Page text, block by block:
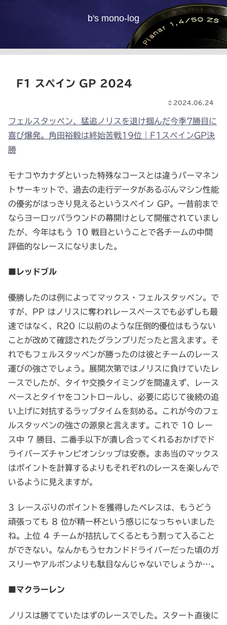
b's mono-log
F1 スペイン GP 2024
2024.06.24
フェルスタッペン、猛追ノリスを退け掴んだ今季7勝目に
喜び爆発。角田裕毅は終始苦戦19位｜F1スペインGP決
勝
モナコやカナダといった特殊なコースとは違うパーマネン
トサーキットで、過去の走行データがあるぶんマシン性能
の優劣がはっきり見えるというスペイン GP。一昔前まで
ならヨーロッパラウンドの幕開けとして開催されていまし
たが、今年はもう 10 戦目ということで各チームの中間
評価的なレースになりました。
■レッドブル
優勝したのは例によってマックス・フェルスタッペン。で
すが、PP はノリスに奪われレースペースでも必ずしも最
速ではなく、R20 に以前のような圧倒的優位はもうない
ことが改めて確認されたグランプリだったと言えます。そ
れでもフェルスタッペンが勝ったのは彼とチームのレース
運びの強さでしょう。展開次第ではノリスに負けていたレ
ースでしたが、タイヤ交換タイミングを間違えず、レース
ペースとタイヤをコントロールし、必要に応じて後続の追
い上げに対抗するラップタイムを刻める。これが今のフェ
ルスタッペンの強さの源泉と言えます。これで 10 レー
ス中 7 勝目、二番手以下が潰し合ってくれるおかげでド
ライバーズチャンピオンシップは安泰。まあ当のマックス
はポイントを計算するよりもそれぞれのレースを楽しんで
いるように見えますが。
3 レースぶりのポイントを獲得したペレスは、もうどう
頑張っても 8 位が精一杯という感じになっちゃいました
ね。上位 4 チームが拮抗してくるともう割って入ること
ができない。なんかもうセカンドドライバーだった頃のガ
スリーやアルボンよりも駄目なんじゃないでしょうか…。
■マクラーレン
ノリスは勝てていたはずのレースでした。スタート直後に